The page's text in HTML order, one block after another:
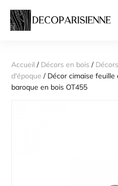
Accueil / Décors en bois /
d'époque / Décor cimaise feuille
baroque en bois OT455